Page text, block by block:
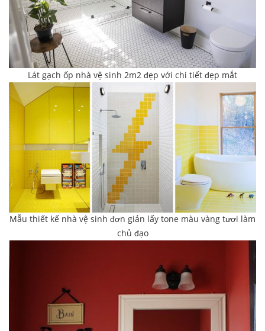
Lát gạch ốp nhà vệ sinh 2m2 đẹp với chi tiết đẹp mắt
Mẫu thiết kế nhà vệ sinh đơn giản lấy tone màu vàng tươi làm
chủ đạo